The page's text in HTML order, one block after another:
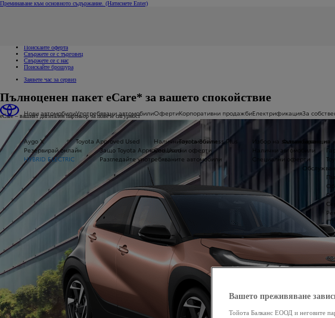
Преминаване към основното съдържание. (Натиснете Enter)
Поискайте оферта
Свържете се с търговец
Свържете се с нас
Поискайте брошура
Заявете час за сервиз
Нови автомобили
Aygo X
Резервирай онлайн
HYBRID ELECTRIC
Употребявани автомобили
Toyota Approved Used
Защо Toyota Approved Used
Разгледайте употребяваните автомобили
Финансиране на
Оферти
Налични автомобили
Специални оферти
Корпоративни продажби
Toyota Business Plus
Електрификация
Избор на задвижване
Налични автомобили
Специални оферти
За
Гаранция
ГТП
Пълноценен пакет eCare* за вашето спокойствие
eCare – вашият дигитален партньор за повече сигурност
Вашето преживяване
Тойота Балканс ЕООД и неговите